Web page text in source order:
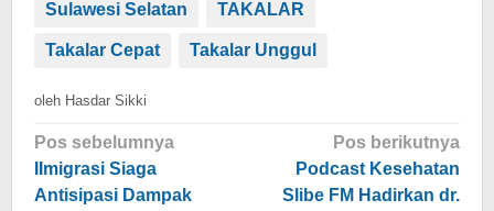
Sulawesi Selatan TAKALAR
Takalar Cepat Takalar Unggul
oleh Hasdar Sikki
Navigasi
pos
Pos sebelumnya
IImigrasi Siaga
Antisipasi Dampak
Pos berikutnya
Podcast Kesehatan
Slibe FM Hadirkan dr.